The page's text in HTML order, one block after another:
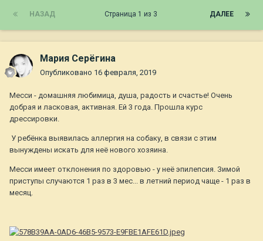
НАЗАД ДАЛЕЕ
Страница 1 из 3
Мария Серёгина
Опубликовано 16 февраля, 2019
Месси - домашняя любимица, душа, радость и счастье! Очень
добрая и ласковая, активная. Ей 3 года. Прошла курс
дрессировки.
У ребёнка выявилась аллергия на собаку, в связи с этим
вынуждены искать для неё нового хозяина.
Месси имеет отклонения по здоровью - у неё эпилепсия. Зимой
приступы случаются 1 раз в 3 мес... в летний период чаще - 1 раз в
месяц.